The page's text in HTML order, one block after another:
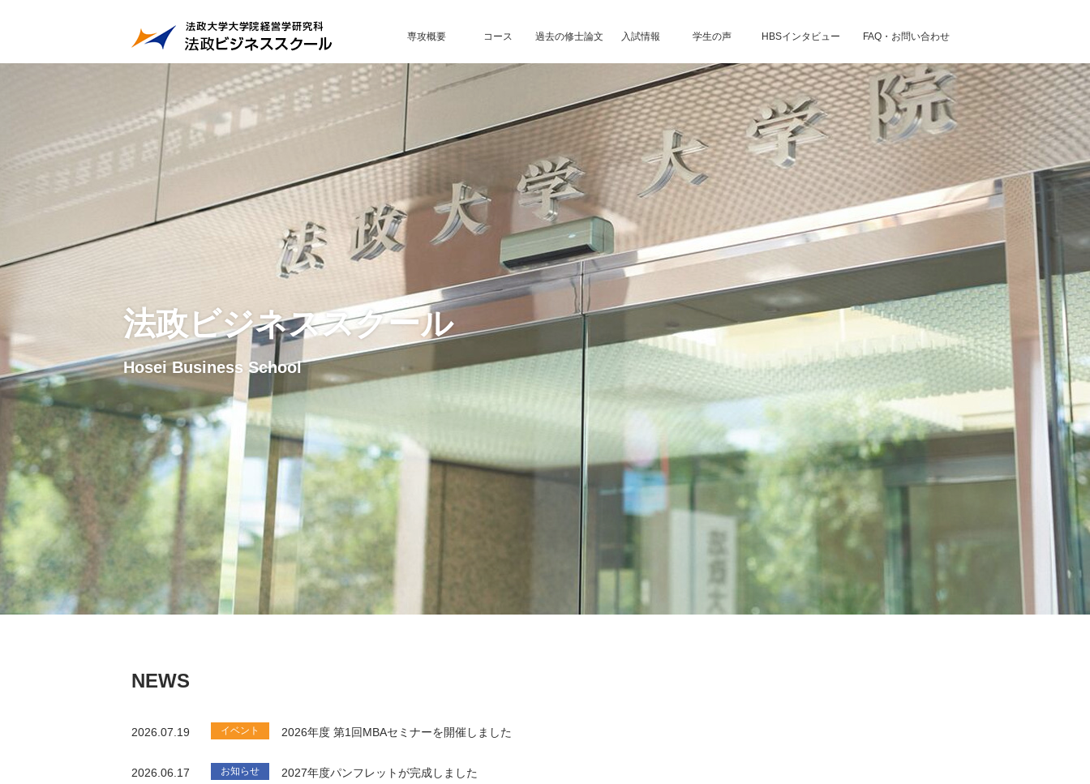
専攻概要 コース 過去の修士論文 入試情報 学生の声 HBSインタビュー FAQ・お問い合わせ
法政ビジネススクール
Hosei Business School
NEWS
2026.07.19 イベント 2026年度 第1回MBAセミナーを開催しました
2026.06.17 お知らせ 2027年度パンフレットが完成しました